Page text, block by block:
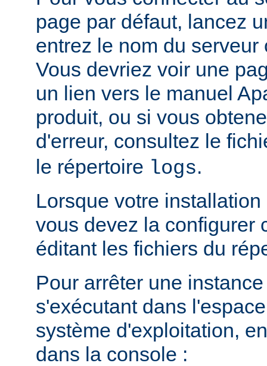
page par défaut, lancez
entrez le nom du serveur
Vous devriez voir une
un lien vers le manuel
produit, ou si vous
d'erreur, consultez le
le répertoire logs.
Lorsque votre
vous devez la configurer
éditant les fichiers du
Pour arrêter une
s'exécutant dans
système d'exploitation,
dans la console :